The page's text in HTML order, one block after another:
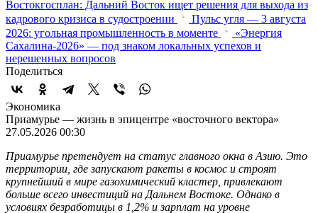
Востокгосплан: Дальний Восток ищет решения для выхода из
кадрового кризиса в судостроении
Пульс угля — 3 августа
2026: угольная промышленность в моменте
«Энергия
Сахалина-2026» — под знаком локальных успехов и
нерешенных вопросов
Поделиться
Экономика
Приамурье — жизнь в эпицентре «восточного вектора»
27.05.2026 00:30
Приамурье претендует на статус главного окна в Азию. Это
территории, где запускают ракеты в космос и строят
крупнейший в мире газохимический кластер, привлекают
больше всего инвестиций на Дальнем Востоке. Однако в
условиях безработицы в 1,2% и зарплат на уровне